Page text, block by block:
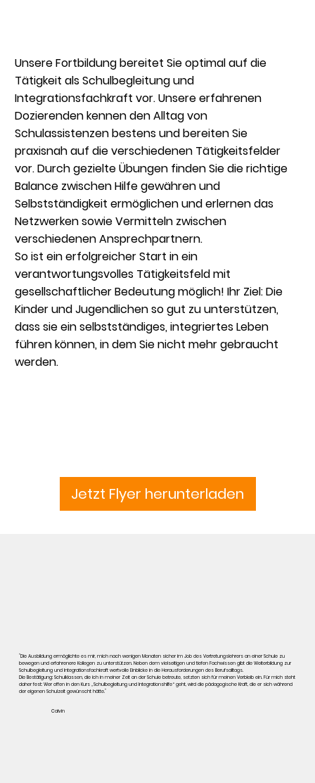
Unsere Fortbildung bereitet Sie optimal auf die
Tätigkeit als Schulbegleitung und
Integrationsfachkraft vor. Unsere erfahrenen
Dozierenden kennen den Alltag von
Schulassistenzen bestens und bereiten Sie
praxisnah auf die verschiedenen Tätigkeitsfelder
vor. Durch gezielte Übungen finden Sie die richtige
Balance zwischen Hilfe gewähren und
Selbstständigkeit ermöglichen und erlernen das
Netzwerken sowie Vermitteln zwischen
verschiedenen Ansprechpartnern.
So ist ein erfolgreicher Start in ein
verantwortungsvolles Tätigkeitsfeld mit
gesellschaftlicher Bedeutung möglich! Ihr Ziel: Die
Kinder und Jugendlichen so gut zu unterstützen,
dass sie ein selbstständiges, integriertes Leben
führen können, in dem Sie nicht mehr gebraucht
werden.
Jetzt Flyer herunterladen
"Die Ausbildung ermöglichte es mir, mich nach wenigen Monaten sicher im Job des Vertretungslehrers an einer Schule zu
bewegen und erfahrenere Kollegen zu unterstützen. Neben dem vielseitigen und tiefen Fachwissen gibt die Weiterbildung zur
Schulbegleitung und Integrationsfachkraft wertvolle Einblicke in die Herausforderungen des Berufsalltags.
Die Bestätigung: Schulklassen, die ich in meiner Zeit an der Schule betreute, setzten sich für meinen Verbleib ein. Für mich steht
daher fest: Wer offen in den Kurs „Schulbegleitung und Integrationshilfe“ geht, wird die pädagogische Kraft, die er sich während
der eigenen Schulzeit gewünscht hätte."
Calvin